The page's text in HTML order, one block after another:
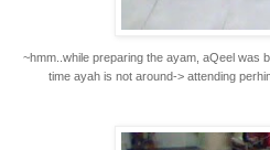
~hmm..while preparing the ayam, aQeel was
time ayah is not around-> attending